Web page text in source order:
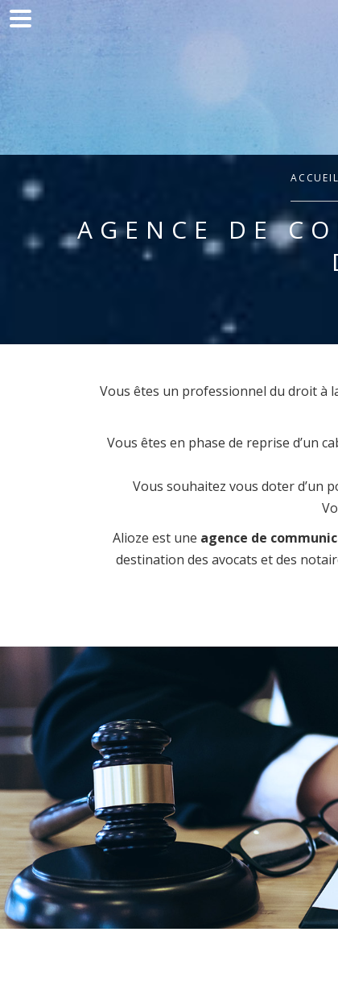
Accueil
Contact
ACCUEIL
AGENCE DE
Vous êtes un professionnel du droit à
Vous êtes en phase de reprise d’un
Vous souhaitez vous doter d’un
Alioze est une agence de
destination des avocats et des